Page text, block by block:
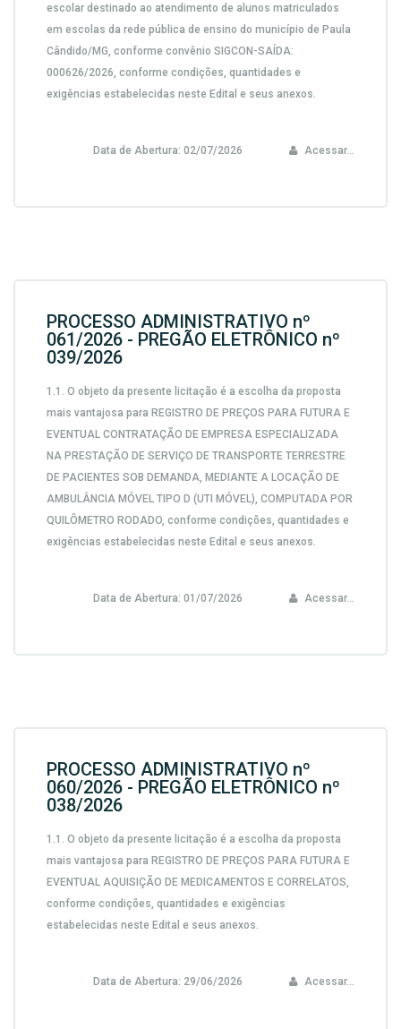
escolar destinado ao atendimento de alunos matriculados
em escolas da rede pública de ensino do município de Paula
Cândido/MG, conforme convênio SIGCON-SAÍDA:
000626/2026, conforme condições, quantidades e
exigências estabelecidas neste Edital e seus anexos.
Data de Abertura: 02/07/2026 Acessar...
PROCESSO ADMINISTRATIVO nº
061/2026 - PREGÃO ELETRÔNICO nº
039/2026
1.1. O objeto da presente licitação é a escolha da proposta
mais vantajosa para REGISTRO DE PREÇOS PARA FUTURA E
EVENTUAL CONTRATAÇÃO DE EMPRESA ESPECIALIZADA
NA PRESTAÇÃO DE SERVIÇO DE TRANSPORTE TERRESTRE
DE PACIENTES SOB DEMANDA, MEDIANTE A LOCAÇÃO DE
AMBULÂNCIA MÓVEL TIPO D (UTI MÓVEL), COMPUTADA POR
QUILÔMETRO RODADO, conforme condições, quantidades e
exigências estabelecidas neste Edital e seus anexos.
Data de Abertura: 01/07/2026 Acessar...
PROCESSO ADMINISTRATIVO nº
060/2026 - PREGÃO ELETRÔNICO nº
038/2026
1.1. O objeto da presente licitação é a escolha da proposta
mais vantajosa para REGISTRO DE PREÇOS PARA FUTURA E
EVENTUAL AQUISIÇÃO DE MEDICAMENTOS E CORRELATOS,
conforme condições, quantidades e exigências
estabelecidas neste Edital e seus anexos.
Data de Abertura: 29/06/2026 Acessar...